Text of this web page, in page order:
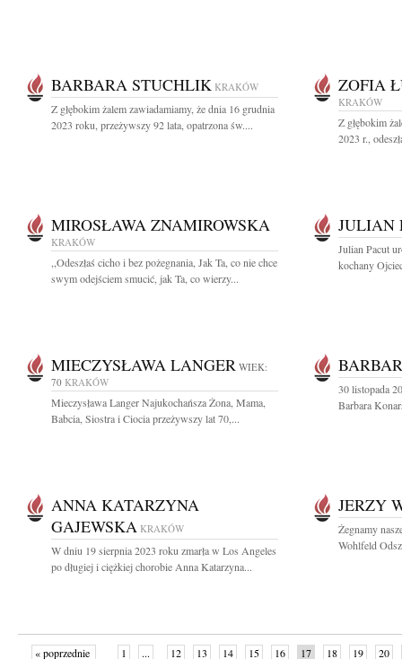
BARBARA STUCHLIK KRAKÓW
Z głębokim żalem zawiadamiamy, że dnia 16 grudnia
2023 roku, przeżywszy 92 lata, opatrzona św....
ZOFIA
KRAKÓW
Z głębokim
2023 r.,
MIROSŁAWA ZNAMIROWSKA
KRAKÓW
,,Odeszłaś cicho i bez pożegnania, Jak Ta, co nie chce
swym odejściem smucić, jak Ta, co wierzy...
JULIAN
Julian Pacut
kochany
MIECZYSŁAWA LANGER WIEK:
70 KRAKÓW
Mieczysława Langer Najukochańsza Żona, Mama,
Babcia, Siostra i Ciocia przeżywszy lat 70,...
30 listopada
Barbara
ANNA KATARZYNA
GAJEWSKA KRAKÓW
W dniu 19 sierpnia 2023 roku zmarła w Los Angeles
po długiej i ciężkiej chorobie Anna Katarzyna...
JERZY
Żegnamy
Wohlfeld
« poprzednie 1 ... 12 13 14 15 16 17 18 19 20